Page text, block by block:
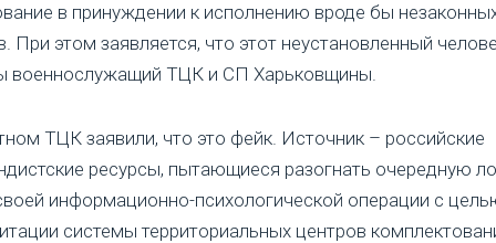
в принуждении к исполнению вроде бы
При этом заявляется, что этот неустановленный
военнослужащий ТЦК и СП Харьковщины.
ТЦК заявили, что это фейк. Источник – российские
ресурсы, пытающиеся разогнать очередную
информационно-психологической операции с
системы территориальных центров